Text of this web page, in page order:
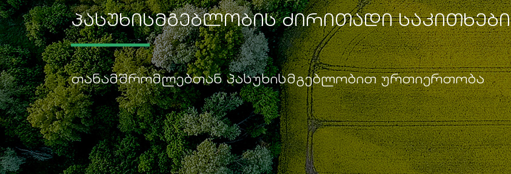
პასუხისმგებლობის ძირითადი საკითხები
თანამშრომლებთან პასუხისმგებლობით ურთიერთობა